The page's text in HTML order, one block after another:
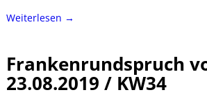
Weiterlesen →
Frankenrundspruch
23.08.2019 / KW34